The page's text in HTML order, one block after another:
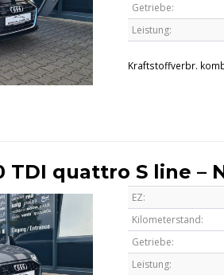
Getriebe:
Leistung:
Kraftstoffverbr.
TDI quattro S line –
EZ:
Kilometerstand:
Getriebe:
Leistung: